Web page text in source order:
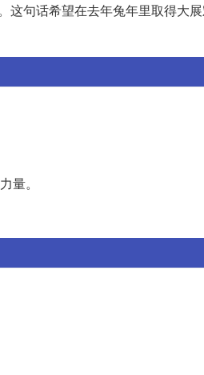
这句话希望在去年兔年里取得大
量。